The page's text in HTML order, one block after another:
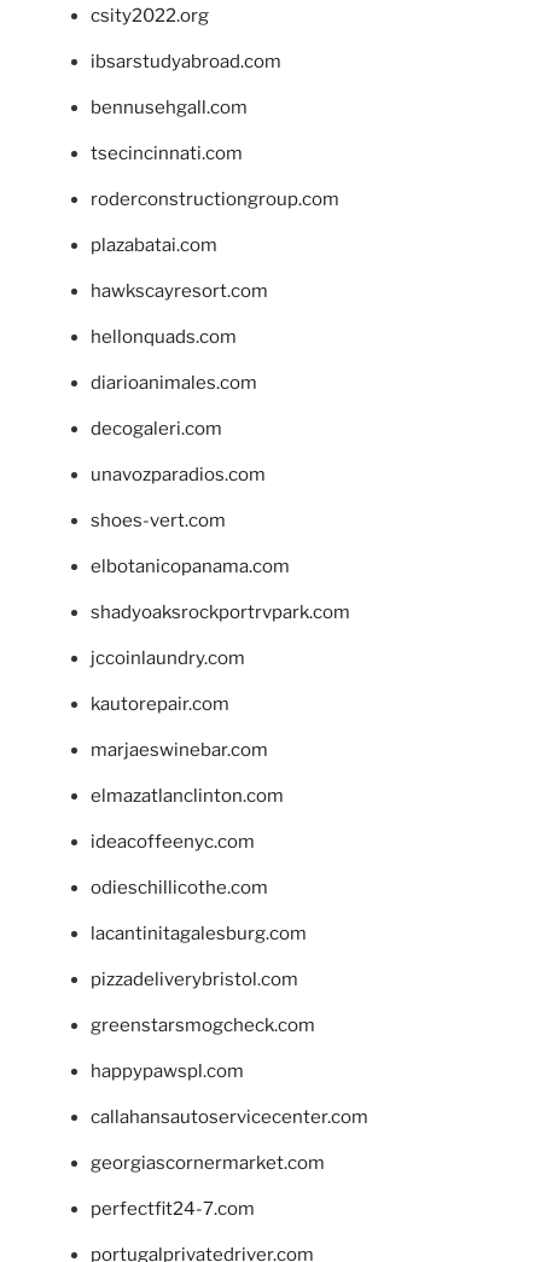
csity2022.org
ibsarstudyabroad.com
bennusehgall.com
tsecincinnati.com
roderconstructiongroup.com
plazabatai.com
hawkscayresort.com
hellonquads.com
diarioanimales.com
decogaleri.com
unavozparadios.com
shoes-vert.com
elbotanicopanama.com
shadyoaksrockportrvpark.com
jccoinlaundry.com
kautorepair.com
marjaeswinebar.com
elmazatlanclinton.com
ideacoffeenyc.com
odieschillicothe.com
lacantinitagalesburg.com
pizzadeliverybristol.com
greenstarsmogcheck.com
happypawspl.com
callahansautoservicecenter.com
georgiascornermarket.com
perfectfit24-7.com
portugalprivatedriver.com